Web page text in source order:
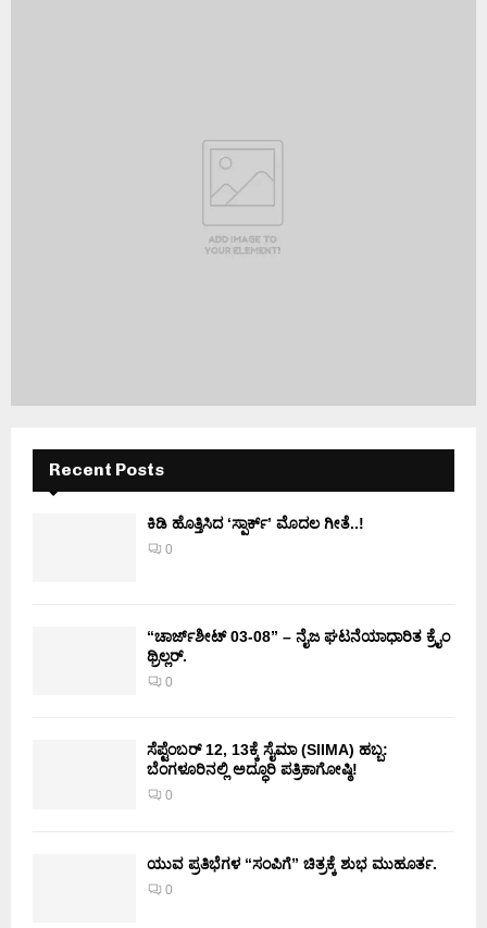
Recent Posts
ಕಿಡಿ‌‌ ಹೊತ್ತಿಸಿದ ‘ಸ್ಪಾರ್ಕ್’ ಮೊದಲ‌ ಗೀತೆ..!
0
“ಚಾರ್ಜ್‌ಶೀಟ್ 03-08” – ನೈಜ ಘಟನೆಯಾಧಾರಿತ ಕ್ರೈಂ
ಥ್ರಿಲ್ಲರ್.
0
ಸೆಪ್ಟೆಂಬರ್ 12, 13ಕ್ಕೆ ಸೈಮಾ (SIIMA) ಹಬ್ಬ:
ಬೆಂಗಳೂರಿನಲ್ಲಿ ಅದ್ಧೂರಿ ಪತ್ರಿಕಾಗೋಷ್ಠಿ!
0
ಯುವ ಪ್ರತಿಭೆಗಳ “ಸಂಪಿಗೆ” ಚಿತ್ರಕ್ಕೆ ಶುಭ ಮುಹೂರ್ತ.
0